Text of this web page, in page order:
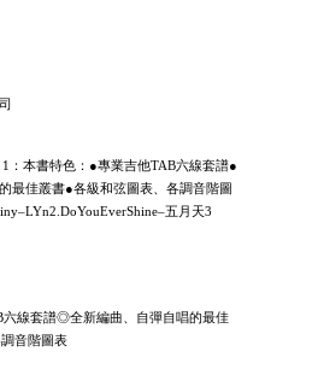
：本書特色：●專業吉他TAB六線套譜●
最佳叢書●各級和弦圖表、各調音階圖
五月天3
線套譜◎全新編曲、自彈自唱的最佳
音階圖表